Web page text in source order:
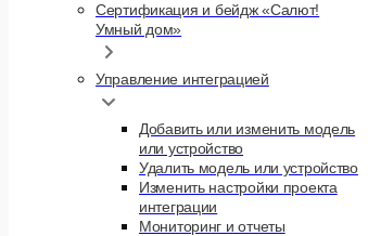
Сертификация и бейдж «Салют!
Умный дом»
Управление интеграцией
Добавить или изменить модель
или устройство
Удалить модель или устройство
Изменить настройки проекта
интеграции
Мониторинг и отчеты